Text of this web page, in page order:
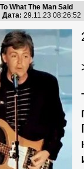
What The Man Said
Дата: 29.11.23